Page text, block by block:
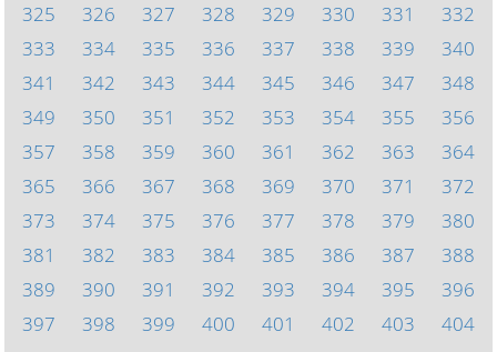
325
326 327 328 329 330 331
332
333
334 335 336 337 338 339
340
341
342 343 344 345 346 347
348
349
350 351 352 353 354 355
356
357
358 359 360 361 362 363
364
365
366 367 368 369 370 371
372
373
374 375 376 377 378 379
380
381
382 383 384 385 386 387
388
389
390 391 392 393 394 395
396
397
398 399 400 401 402 403
404